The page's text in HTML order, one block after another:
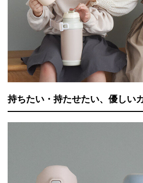
持ちたい・持たせたい、優しい